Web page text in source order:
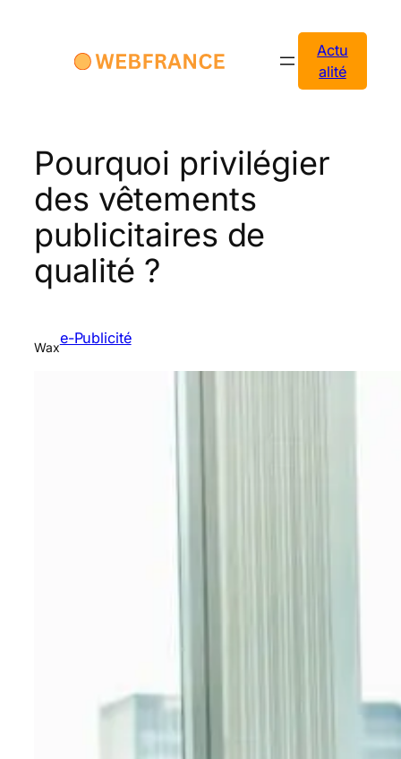
Actu
alité
Pourquoi privilégier
des vêtements
publicitaires de
qualité ?
Waxe-Publicité